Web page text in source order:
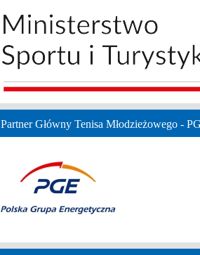
Partner Główny Tenisa Młodzieżowego -